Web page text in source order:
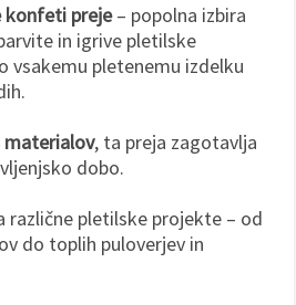
konfeti preje– popolna izbira
in igrive pletilske
vsakemu pletenemu izdelku
materialov, ta preja zagotavlja
dobo.
različne pletilske projekte – od
do toplih puloverjev in